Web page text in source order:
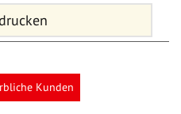
Kunden